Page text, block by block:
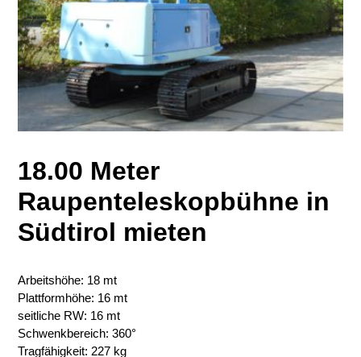
18.00 Meter
Raupenteleskopbühne in
Südtirol mieten
Arbeitshöhe: 18 mt
Plattformhöhe: 16 mt
seitliche RW: 16 mt
Schwenkbereich: 360°
Tragfähigkeit: 227 kg